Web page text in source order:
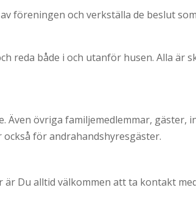
föreningen och verkställa de beslut
reda både i och utanför husen. Alla är
övriga familjemedlemmar, gäster,
för andrahandshyresgäster.
Du alltid välkommen att ta kontakt